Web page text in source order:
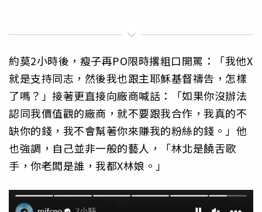
約莫2小時後，瘦子再PO限時撂粗口開罵：「我他X
就是支持同志，然後我也跟主耶穌基督禱告，怎樣
了嗎？」接著更直接向廠商喊話：「如果你沒辦法
認同我價值觀的廠商，就不要跟我合作，我真的不
缺你的錢，我不會幫著你來賺我的粉絲的錢。」他
也強調，自己並非一般的藝人，「林北是饒舌歌
手，你老闆是誰，我都X林娘。」